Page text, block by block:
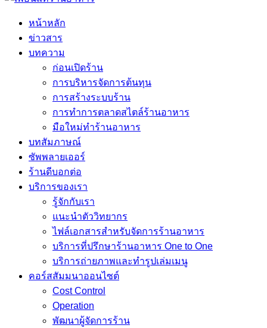
หน้าหลัก
ข่าวสาร
บทความ
ก่อนเปิดร้าน
การบริหารจัดการต้นทุน
การสร้างระบบร้าน
การทำการตลาดสไตล์ร้านอาหาร
มือใหม่ทำร้านอาหาร
บทสัมภาษณ์
ซัพพลายเออร์
ร้านดีบอกต่อ
บริการของเรา
รู้จักกับเรา
แนะนำตัววิทยากร
ไฟล์เอกสารสำหรับจัดการร้านอาหาร
บริการที่ปรึกษาร้านอาหาร One to One
บริการถ่ายภาพและทำรูปเล่มเมนู
คอร์สสัมมนาออนไซต์
Cost Control
Operation
พัฒนาผู้จัดการร้าน